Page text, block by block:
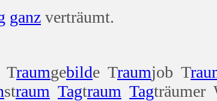
ganz verträumt.
Traumgebilde Traumjob T
straum Tagtraum Tagträumer